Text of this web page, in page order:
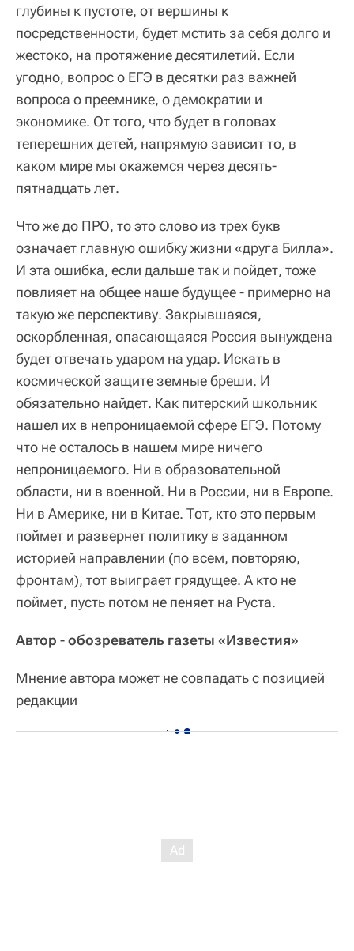
глубины к пустоте, от вершины к
посредственности, будет мстить за себя долго и
жестоко, на протяжение десятилетий. Если
угодно, вопрос о ЕГЭ в десятки раз важней
вопроса о преемнике, о демократии и
экономике. От того, что будет в головах
теперешних детей, напрямую зависит то, в
каком мире мы окажемся через десять-
пятнадцать лет.
Что же до ПРО, то это слово из трех букв
означает главную ошибку жизни «друга Билла».
И эта ошибка, если дальше так и пойдет, тоже
повлияет на общее наше будущее - примерно на
такую же перспективу. Закрывшаяся,
оскорбленная, опасающаяся Россия вынуждена
будет отвечать ударом на удар. Искать в
космической защите земные бреши. И
обязательно найдет. Как питерский школьник
нашел их в непроницаемой сфере ЕГЭ. Потому
что не осталось в нашем мире ничего
непроницаемого. Ни в образовательной
области, ни в военной. Ни в России, ни в Европе.
Ни в Америке, ни в Китае. Тот, кто это первым
поймет и развернет политику в заданном
историей направлении (по всем, повторяю,
фронтам), тот выиграет грядущее. А кто не
поймет, пусть потом не пеняет на Руста.
Автор - обозреватель газеты «Известия»
Мнение автора может не совпадать с позицией
редакции